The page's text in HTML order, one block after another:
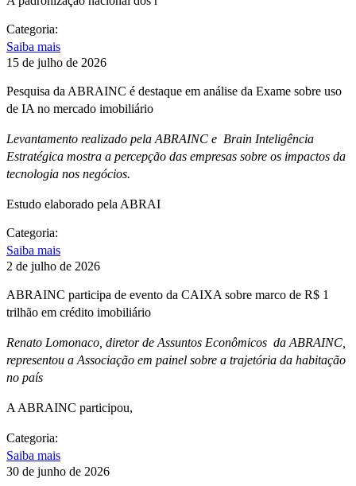
Categoria:
Saiba mais
15 de julho de 2026
Pesquisa da ABRAINC é destaque em análise da Exame sobre uso
de IA no mercado imobiliário
Levantamento realizado pela ABRAINC e Brain Inteligência
Estratégica mostra a percepção das empresas sobre os impactos da
tecnologia nos negócios.
Estudo elaborado pela ABRAI
Categoria:
Saiba mais
2 de julho de 2026
ABRAINC participa de evento da CAIXA sobre marco de R$ 1
trilhão em crédito imobiliário
Renato Lomonaco, diretor de Assuntos Econômicos da ABRAINC,
representou a Associação em painel sobre a trajetória da habitação
no país
A ABRAINC participou,
Categoria:
Saiba mais
30 de junho de 2026